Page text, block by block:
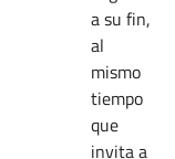
a su fin,
al
mismo
tiempo
que
invita a